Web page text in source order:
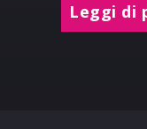
Leggi di